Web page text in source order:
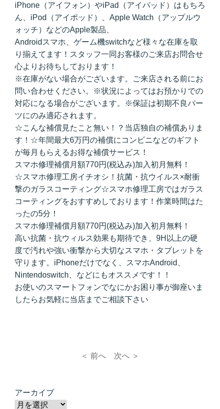
iPhone（アイフォン）やiPad（アイパッド）はもちろ
ん、iPod（アイポッド）、Apple Watch（アップルウ
ォッチ）などのApple製品、
Androidスマホ、ゲーム機switchなど様々な在庫を取
り揃えてます！スタッフ一同お客様のご来店お問合せ
心よりお待ちしております！
※在庫がない場合がございます。ご来店される前にお
問い合わせください。※状況によってはお預かりでの
対応になる場合がございます。※保証は初期不良パー
ツにのみ適応されます。
☆こんな補償見たこと無い！？当店独自の補償ありま
す！☆年間最大6万円の補償にコンビニなどのギフト
が毎月もらえるお得な補償サービス！
スマホ修理補償月額770円(税込み)加入初月無料！
☆スマホ修理工房イチオシ！抗菌・抗ウイルス×耐衝
撃のガラスコーティング☆スマホ修理工房ではガラス
コーティングをおすすめしております！作業時間はた
ったの5分！
スマホ修理補償月額770円(税込み)加入初月無料！
高い抗菌・抗ウィルス効果も期待でき、9H以上の硬
度で汚れや強い衝撃から大切なスマホ・タブレットを
守ります。iPhoneだけでなく、スマホAndroid、
Nintendoswitch、などにもオススメです！！
お使いのスマートフォンでなにかお困り事が御座いま
したらお気軽に当店までご相談下さい
＜ 前へ 次へ ＞
アーカイブ